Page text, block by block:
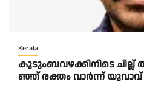
Kerala
കു​ടും​ബ​വ​ഴ​ക്കി​നി​ടെ
ഞ്ഞ് ര​ക്തം വാ​ർ​ന്ന് യു​വാ​വ്